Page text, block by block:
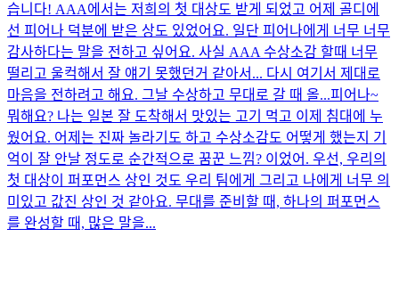
습니다! AAA에서는 저희의 첫 대상도 받게 되었고 어제 골디에
선 피어나 덕분에 받은 상도 있었어요. 일단 피어나에게 너무 너무
감사하다는 말을 전하고 싶어요. 사실 AAA 수상소감 할때 너무
떨리고 울컥해서 잘 얘기 못했던거 같아서... 다시 여기서 제대로
마음을 전하려고 해요. 그날 수상하고 무대로 갈 때 올...피어나~
뭐해요? 나는 일본 잘 도착해서 맛있는 고기 먹고 이제 침대에 누
웠어요. 어제는 진짜 놀라기도 하고 수상소감도 어떻게 했는지 기
억이 잘 안날 정도로 순간적으로 꿈꾼 느낌? 이었어. 우선, 우리의
첫 대상이 퍼포먼스 상인 것도 우리 팀에게 그리고 나에게 너무 의
미있고 값진 상인 것 같아요. 무대를 준비할 때, 하나의 퍼포먼스
를 완성할 때, 많은 말을...